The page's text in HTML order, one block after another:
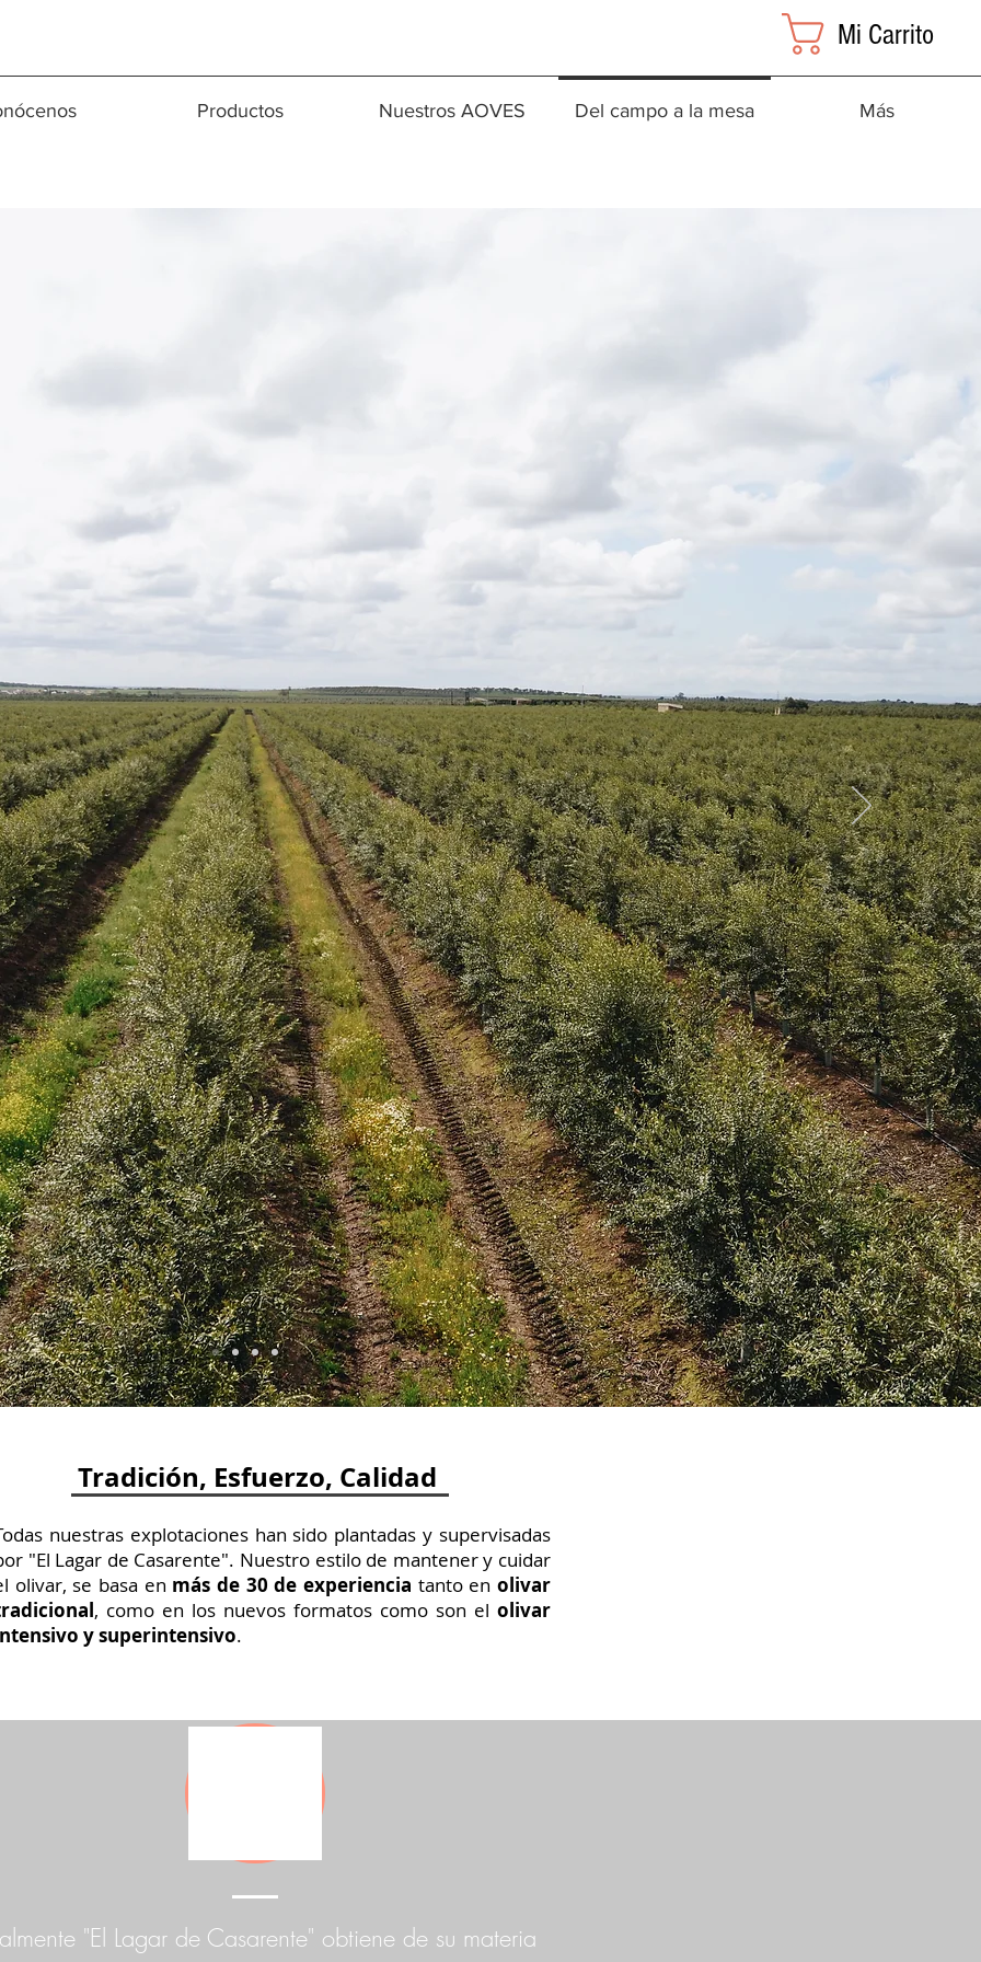
Productos Nuestros AOVES Del campo a la mesa Más
Mi Carrito
Tradición, Esfuerzo, Calidad
nuestras explotaciones han sido plantadas y supervisadas
"El Lagar de Casarente". Nuestro estilo de mantener y cuidar
olivar, se basa en más de 30 de experiencia tanto enolivar
, como en los nuevos formatos como son el olivar
y superintensivo.
"El Lagar de Casarente" obtiene de su materia